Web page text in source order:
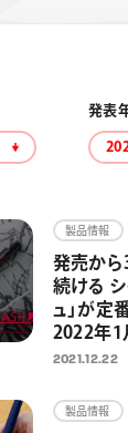
ラッシュ（筆）
の他
用情報
営会社
発表
製品情報
発売から
続ける シ
ュ」が定
2022年1
開に
2021.12.22
製品情報